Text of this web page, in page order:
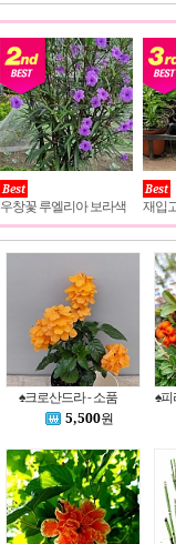
Best
우창꽃 루엘리아 보라색
Best
♠크로산드라 - 소품
5,500원
♠